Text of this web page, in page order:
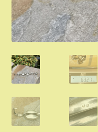
Vous Vendez
Articles Or et Argent
Conditions d’utilisation
Mon compte
Panier